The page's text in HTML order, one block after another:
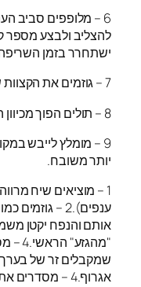
6 – מלופפים סביב
להצליב ולבצע
ישתחרר בזמן
7 – גוזמים את הקצוות של הזר שיצרנו.. רק לצורך עיצוב.
8 – תולים הפוך מכיוון הצמיחה ליבוש.
9 – מומלץ לייבש
יותר משובח.
1 – מוציאים שיח
ענפים).2 –
אגרוף.4 –